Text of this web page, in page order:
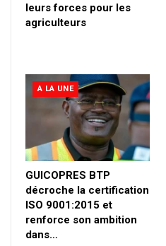
leurs forces pour les
agriculteurs
A LA UNE
GUICOPRES BTP
décroche la certification
ISO 9001:2015 et
renforce son ambition
dans…